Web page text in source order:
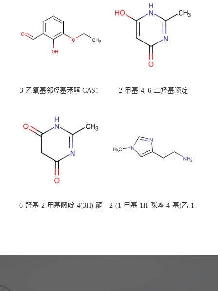
3-乙氧基邻羟基苯醛 CAS：
校可先用后付
2-甲基-4, 6-二羟基嘧啶
6-羟基-2-甲基嘧啶-4(3H)-酮
2-(1-甲基-1H-咪唑-4-基)乙-1-